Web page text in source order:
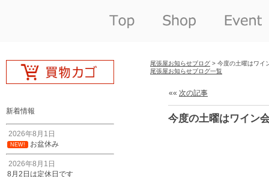
新着情報
2026年8月1日
NEW! お盆休み
2026年8月1日
8月2日は定休日です
尾張屋お知らせブログ > 今度の土曜はワ
尾張屋お知らせブログ一覧
«« 次の記事
今度の土曜はワイン